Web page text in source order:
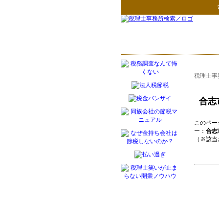
税理士事
合志
このペ
ー： 合志
（※該